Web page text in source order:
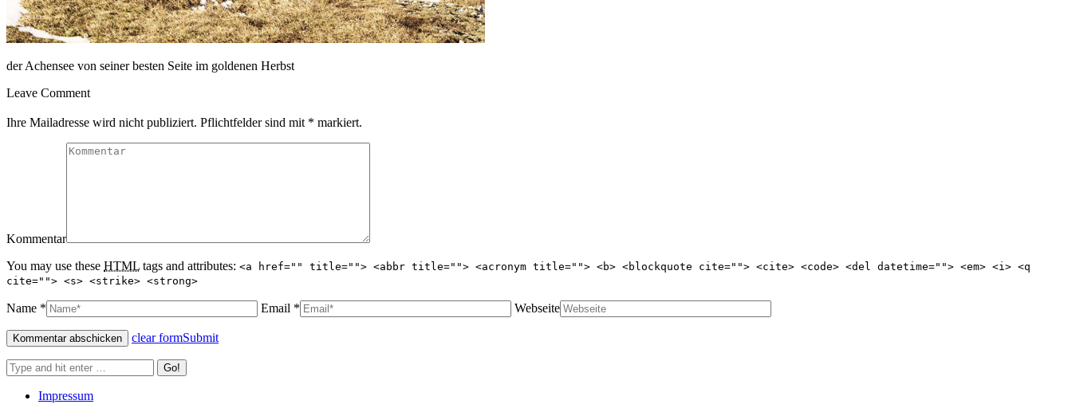
der Achensee von seiner besten Seite im goldenen Herbst
Leave Comment
Ihre Mailadresse wird nicht publiziert. Pflichtfelder sind mit * markiert.
Kommentar
You may use these HTML tags and attributes: <a href="" title=""> <abbr title=""> <acronym title=""> <b> <blockquote cite=""> <cite> <code> <del datetime=""> <em> <i> <q
cite=""> <s> <strike> <strong>
Name * Email * Webseite
clear formSubmit
Impressum